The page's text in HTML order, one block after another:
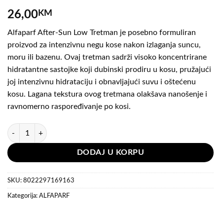
26,00KM
Alfaparf After-Sun Low Tretman je posebno formuliran
proizvod za intenzivnu negu kose nakon izlaganja suncu,
moru ili bazenu. Ovaj tretman sadrži visoko koncentrirane
hidratantne sastojke koji dubinski prodiru u kosu, pružajući
joj intenzivnu hidrataciju i obnavljajući suvu i oštećenu
kosu. Lagana tekstura ovog tretmana olakšava nanošenje i
ravnomerno raspoređivanje po kosi.
Alfaparf Semi di Lino After-Sun Low Tretman 200ml količina
DODAJ U KORPU
SKU: 8022297169163
Kategorija: ALFAPARF